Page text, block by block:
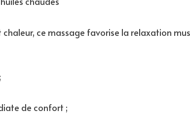
ce massage favorise la relaxation
de confort ;